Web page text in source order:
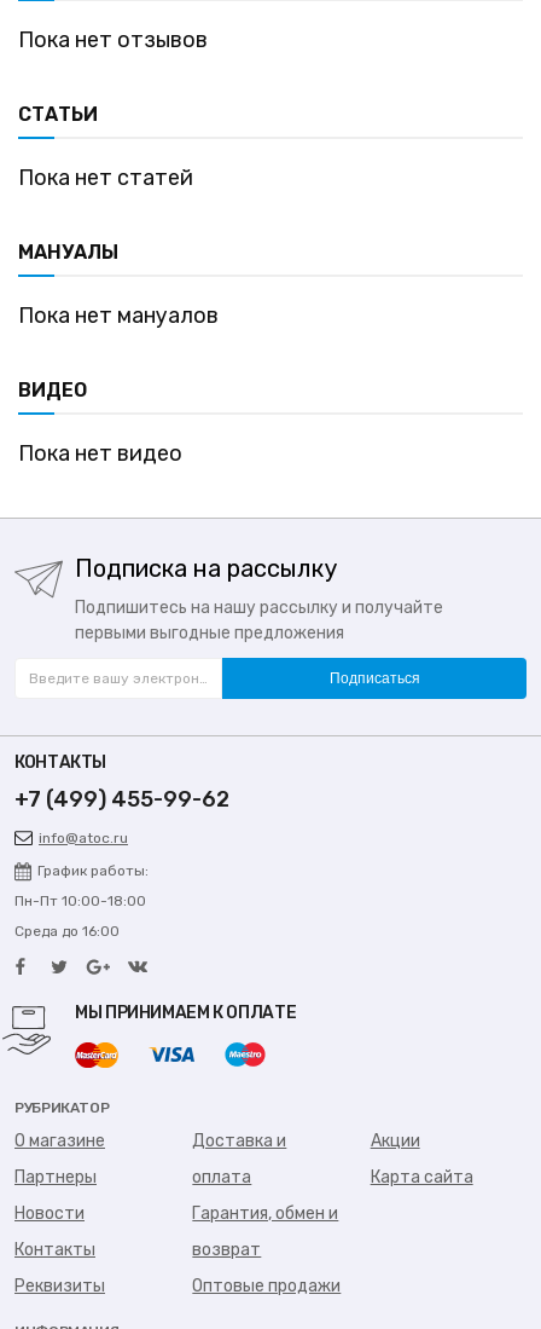
Пока нет отзывов
СТАТЬИ
Пока нет статей
МАНУАЛЫ
Пока нет мануалов
ВИДЕО
Пока нет видео
Подписка на рассылку
Подпишитесь на нашу рассылку и получайте
первыми выгодные предложения
Подписаться
КОНТАКТЫ
+7 (499) 455-99-62
info@atoc.ru
График работы:
Пн-Пт 10:00-18:00
Среда до 16:00
МЫ ПРИНИМАЕМ К ОПЛАТЕ
РУБРИКАТОР
О магазине
Партнеры
Новости
Контакты
Реквизиты
Доставка и
оплата
Гарантия, обмен и
возврат
Оптовые продажи
Акции
Карта сайта